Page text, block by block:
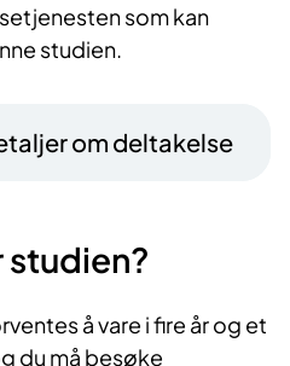
som kan
studien.
om deltakelse
å vare i fire år og et
du må besøke